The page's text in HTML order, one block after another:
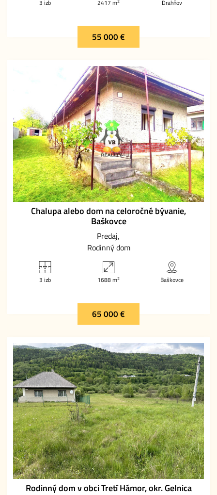
3 izb 2417 m Drahňov
55 000 €
Chalupa alebo dom na celoročné bývanie,
Baškovce
Predaj
Rodinný dom
3 izb 1688 m2 Baškovce
65 000 €
Rodinný dom v obci Tretí Hámor, okr. Gelnica